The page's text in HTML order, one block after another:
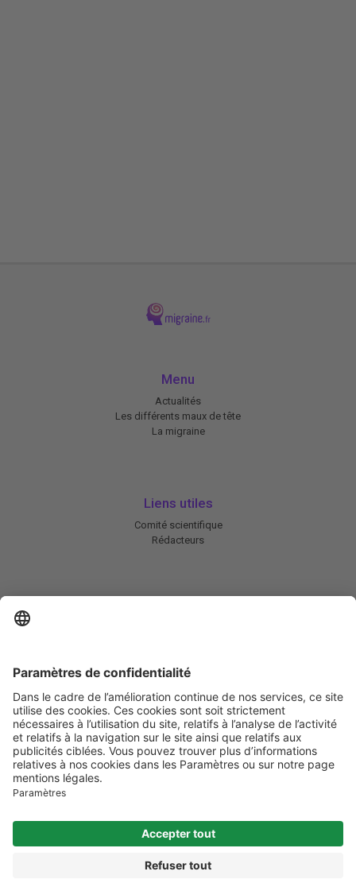
Menu
Actualités
Les différents maux de tête
La migraine
Liens utiles
Comité scientifique
Rédacteurs
Abonnez-vous à notre newsletter
Informez-moi
Les informations et services disponibles sur migraine.fr